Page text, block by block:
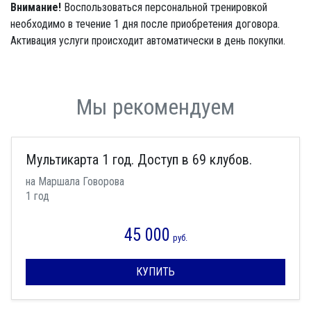
Внимание! Воспользоваться персональной тренировкой
необходимо в течение 1 дня после приобретения договора.
Активация услуги происходит автоматически в день покупки.
Мы рекомендуем
Мультикарта 1 год. Доступ в 69 клубов.
на Маршала Говорова
1 год
45 000 руб.
КУПИТЬ